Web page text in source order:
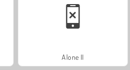
Alone II